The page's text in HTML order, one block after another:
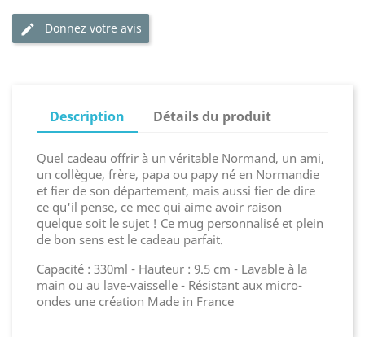
Donnez votre avis
Description Détails du produit
Quel cadeau offrir à un véritable Normand, un ami,
un collègue, frère, papa ou papy né en Normandie
et fier de son département, mais aussi fier de dire
ce qu'il pense, ce mec qui aime avoir raison
quelque soit le sujet ! Ce mug personnalisé et plein
de bon sens est le cadeau parfait.
Capacité : 330ml - Hauteur : 9.5 cm - Lavable à la
main ou au lave-vaisselle - Résistant aux micro-
ondes une création Made in France